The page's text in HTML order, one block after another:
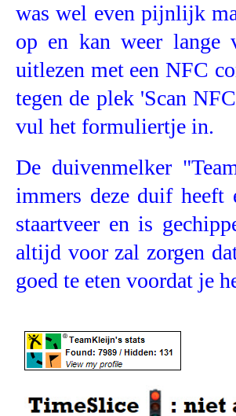
was wel even pijnlijk
op en kan weer lange
uitlezen met een NFC
tegen de plek 'Scan
vul het formuliertje in.
De duivenmelker
immers deze duif heeft
staartveer en is
altijd voor zal zorgen
goed te eten voordat je